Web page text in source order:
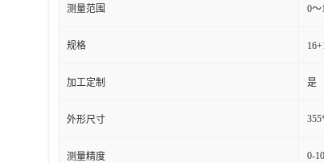
测量范围 0～
规格
加工定制 是
外形尺寸
测量精度 0-